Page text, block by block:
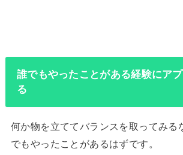
誰でもやったことがある経験にア
る
何か物を立ててバランスを取ってみる
でもやったことがあるはずです。